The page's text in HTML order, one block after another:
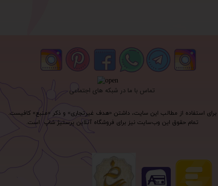
برای استفاده از مطالب این سایت، داشتن «هدف غیرتجاری» و ذکر «منبع» کافیست.
تمام حقوق اين وب‌سايت نیز برای فروشگاه آنلاین پرستیژ شاپ است.
تماس با ما در شبکه های اجتماعی